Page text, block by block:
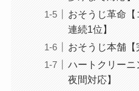
おそうじ革命
連続1位】
おそうじ本舗【
ハートクリーニ
夜間対応】